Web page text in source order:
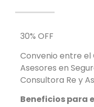
30% OFF
Convenio entre el
Asesores en
Consultora Re y
Beneficios para